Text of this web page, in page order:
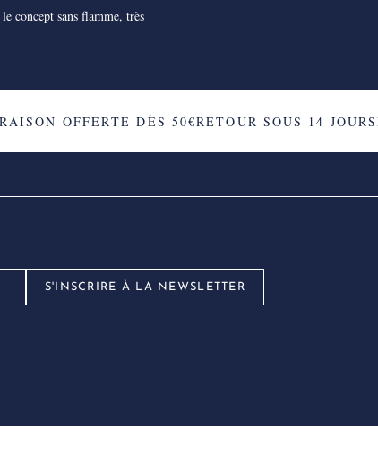
concept sans flamme, très
OFFERTE DÈS 50€RETOUR SOUS 14 JOURS
S'INSCRIRE À LA NEWSLETTER